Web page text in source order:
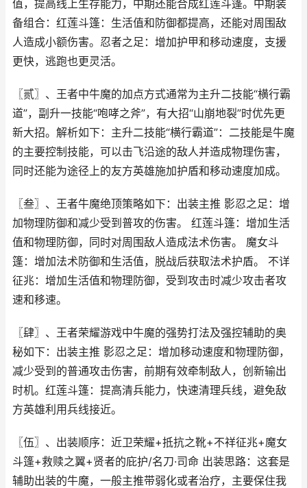
值，提高线上生存能力，中期还能合成红莲斗篷。中期装
备组合：红莲斗篷：生活值和防御都提高，还能对周围敌
人造成小额伤害。忍者之足：增加护甲和移动速度，支援
更快，逃跑也更灵活。
〖贰〗、王者中牛魔的加点方式通常为主升二技能“横行霸
道”，副升一技能“咆哮之斧”，有大招“山崩地裂”时优先更
新大招。解析如下：主升二技能“横行霸道”：二技能是牛魔
的主要控制技能，可以击飞沿途的敌人并造成物理伤害，
同时还能为途径上的友方英雄施加护盾和移动速度加成。
〖叁〗、王者牛魔绝顶策略如下：出装主推 影忍之足：增
加物理防御和减少受到普攻的伤害。 红莲斗篷：增加生活
值和物理防御，同时对周围敌人造成法术伤害。 魔女斗
篷：增加法术防御和生活值，脱战后获取法术护盾。 不详
征兆：增加生活值和物理防御，受到攻击时减少攻击者攻
速和移速。
〖肆〗、王者荣耀游戏中牛魔的强势打法及强控辅助的奥
秘如下：出装主推 影忍之足：增加移动速度和物理防御，
减少受到的普通攻击伤害，前期有效牵制敌人，创新输出
时机。红莲斗篷：提高清兵能力，快速清理兵线，避免敌
方英雄利用兵线接近。
〖伍〗、出装顺序：近卫荣耀+抵抗之靴+不祥征兆+魔女
斗篷+救赎之翼+贤者的庇护/名刀·司命 出装思路：这套是
辅助出装的牛魔，一般主推带弱化或者治疗，主要保住我